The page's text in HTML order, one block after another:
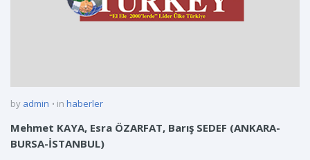
by admin in haberler
Mehmet KAYA, Esra ÖZARFAT, Barış SEDEF (ANKARA-
BURSA-İSTANBUL)